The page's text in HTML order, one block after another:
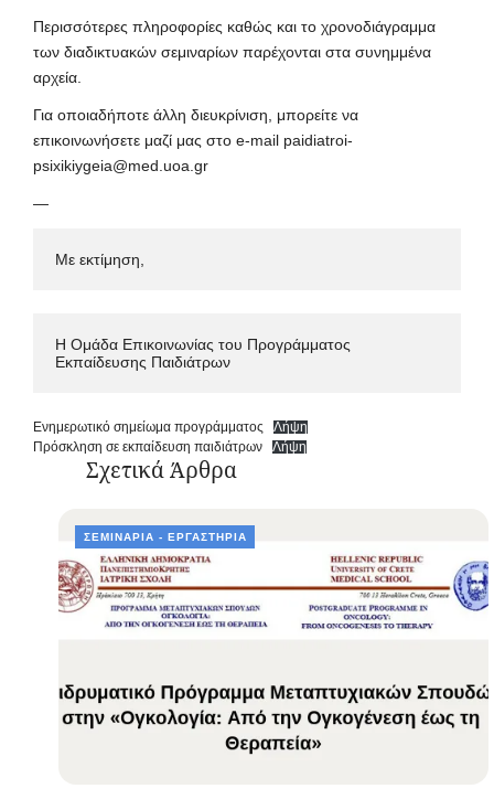
Περισσότερες πληροφορίες καθώς και το χρονοδιάγραμμα
των διαδικτυακών σεμιναρίων παρέχονται στα συνημμένα
αρχεία.
Για οποιαδήποτε άλλη διευκρίνιση, μπορείτε να
επικοινωνήσετε μαζί μας στο e-mail paidiatroi-
psixikiygeia@med.uoa.gr
—
Με εκτίμηση,
Η Ομάδα Επικοινωνίας του Προγράμματος
Εκπαίδευσης Παιδιάτρων
Ενημερωτικό σημείωμα προγράμματος
Λήψη
Πρόσκληση σε εκπαίδευση παιδιάτρων
Λήψη
Σχετικά Άρθρα
ΣΕΜΙΝΆΡΙΑ - ΕΡΓΑΣΤΉΡΙΑ